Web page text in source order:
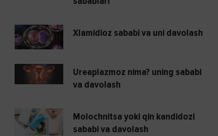
Xlamidioz sababi va uni davolash
Ureaplazmoz nima? uning sababi
va davolash
Molochnitsa yoki qin kandidozi
sababi va davolash